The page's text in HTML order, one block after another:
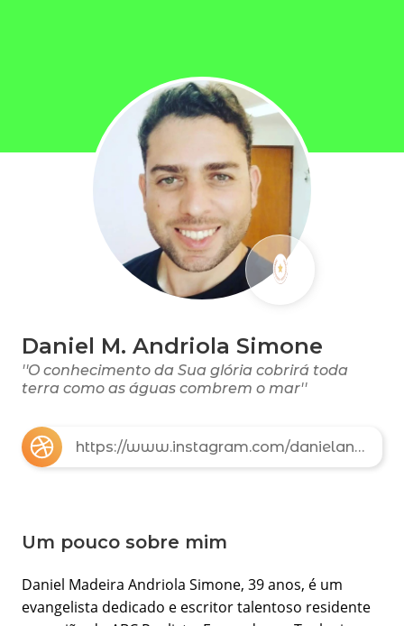
Daniel M. Andriola Simone
''O conhecimento da Sua glória cobrirá toda
terra como as águas combrem o mar''
https://www.instagram.com/danielandriola/
Um pouco sobre mim
Daniel Madeira Andriola Simone, 39 anos, é um
evangelista dedicado e escritor talentoso residente